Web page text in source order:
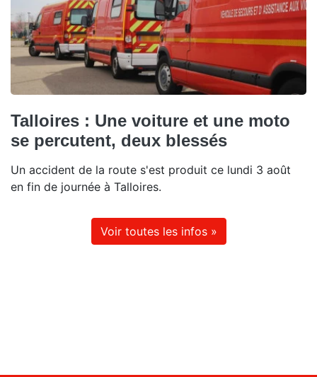
Talloires : Une voiture et une moto
se percutent, deux blessés
Un accident de la route s'est produit ce lundi 3 août
en fin de journée à Talloires.
Voir toutes les infos »